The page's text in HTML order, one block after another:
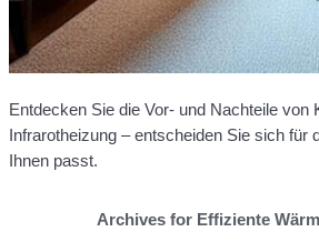
Entdecken Sie die Vor- und Nachteile von
Infrarotheizung – entscheiden Sie sich für
Ihnen passt.
Archives for Effiziente